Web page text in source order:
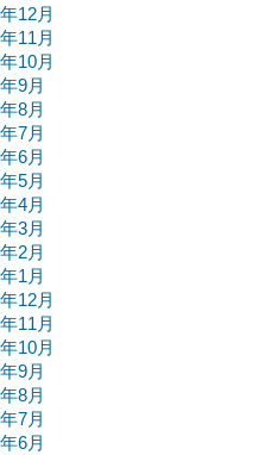
12月
11月
10月
9月
8月
7月
6月
5月
4月
3月
2月
1月
12月
11月
10月
9月
8月
7月
6月